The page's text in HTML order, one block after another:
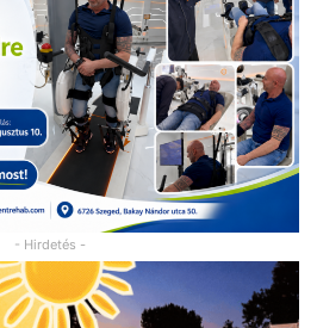
- Hirdetés -